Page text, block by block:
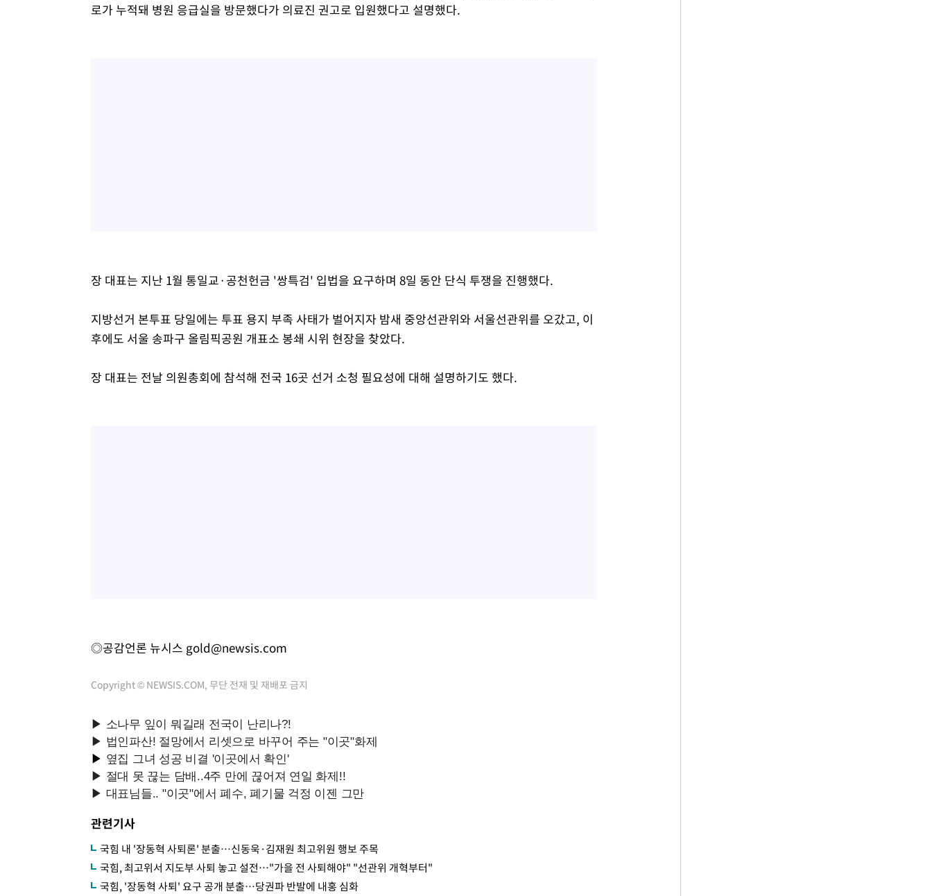
로가 누적돼 병원 응급실을 방문했다가 의료진 권고로 입원했다고 설명했다.
장 대표는 지난 1월 통일교·공천헌금 '쌍특검' 입법을 요구하며 8일 동안 단식 투쟁을 진행했다.
지방선거 본투표 당일에는 투표 용지 부족 사태가 벌어지자 밤새 중앙선관위와 서울선관위를 오갔고, 이
후에도 서울 송파구 올림픽공원 개표소 봉쇄 시위 현장을 찾았다.
장 대표는 전날 의원총회에 참석해 전국 16곳 선거 소청 필요성에 대해 설명하기도 했다.
◎공감언론 뉴시스 gold@newsis.com
Copyright © NEWSIS.COM, 무단 전재 및 재배포 금지
관련기사
국힘 내 '장동혁 사퇴론' 분출…신동욱·김재원 최고위원 행보 주목
국힘, 최고위서 지도부 사퇴 놓고 설전…"가을 전 사퇴해야" "선관위 개혁부터"
국힘, '장동혁 사퇴' 요구 공개 분출…당권파 반발에 내홍 심화